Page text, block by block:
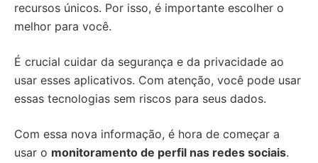
recursos únicos. Por isso, é importante escolher o
melhor para você.
É crucial cuidar da segurança e da privacidade ao
usar esses aplicativos. Com atenção, você pode usar
essas tecnologias sem riscos para seus dados.
Com essa nova informação, é hora de começar a
usar o monitoramento de perfil nas redes sociais.